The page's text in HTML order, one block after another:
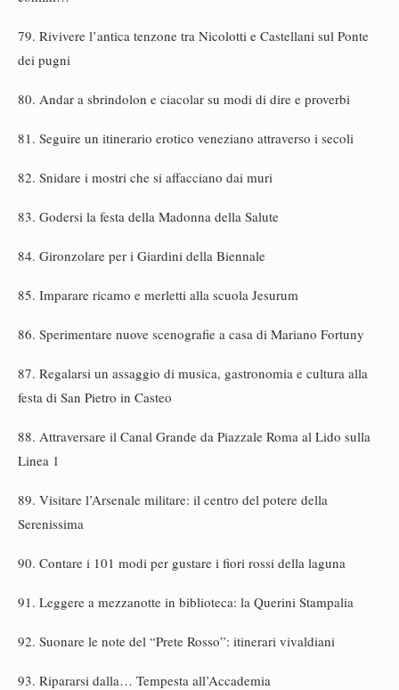
79. Rivivere l’antica tenzone tra Nicolotti e Castellani sul Ponte
dei pugni
80. Andar a sbrindolon e ciacolar su modi di dire e proverbi
81. Seguire un itinerario erotico veneziano attraverso i secoli
82. Snidare i mostri che si affacciano dai muri
83. Godersi la festa della Madonna della Salute
84. Gironzolare per i Giardini della Biennale
85. Imparare ricamo e merletti alla scuola Jesurum
86. Sperimentare nuove scenografie a casa di Mariano Fortuny
87. Regalarsi un assaggio di musica, gastronomia e cultura alla
festa di San Pietro in Casteo
88. Attraversare il Canal Grande da Piazzale Roma al Lido sulla
Linea 1
89. Visitare l’Arsenale militare: il centro del potere della
Serenissima
90. Contare i 101 modi per gustare i fiori rossi della laguna
91. Leggere a mezzanotte in biblioteca: la Querini Stampalia
92. Suonare le note del “Prete Rosso”: itinerari vivaldiani
93. Ripararsi dalla… Tempesta all’Accademia